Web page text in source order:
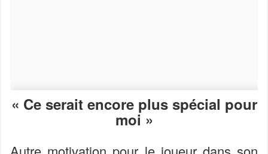
« Ce serait encore plus spécial pour
moi »